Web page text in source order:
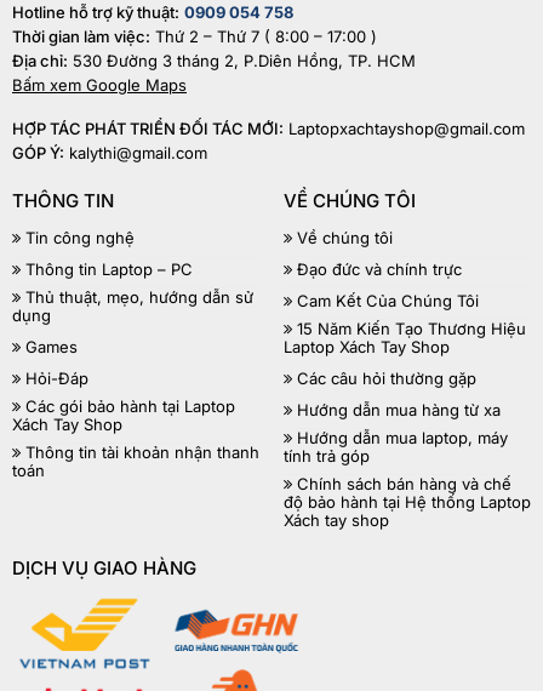
Hotline hỗ trợ kỹ thuật: 0909 054 758
Thời gian làm việc: Thứ 2 – Thứ 7 ( 8:00 – 17:00 )
Địa chỉ: 530 Đường 3 tháng 2, P.Diên Hồng, TP. HCM
Bấm xem Google Maps
HỢP TÁC PHÁT TRIỂN ĐỐI TÁC MỚI: Laptopxachtayshop@gmail.com
GÓP Ý: kalythi@gmail.com
THÔNG TIN
Tin công nghệ
Thông tin Laptop – PC
Thủ thuật, mẹo, hướng dẫn sử
dụng
Games
Hỏi-Đáp
Các gói bảo hành tại Laptop
Xách Tay Shop
Thông tin tài khoản nhận thanh
toán
VỀ CHÚNG TÔI
Về chúng tôi
Đạo đức và chính trực
Cam Kết Của Chúng Tôi
15 Năm Kiến Tạo Thương Hiệu
Laptop Xách Tay Shop
Các câu hỏi thường gặp
Hướng dẫn mua hàng từ xa
Hướng dẫn mua laptop, máy
tính trả góp
Chính sách bán hàng và chế
độ bảo hành tại Hệ thống Laptop
Xách tay shop
DỊCH VỤ GIAO HÀNG